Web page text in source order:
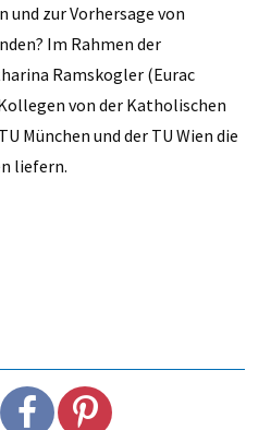
und zur Vorhersage von
Im Rahmen der
Ramskogler (Eurac
von der Katholischen
München und der TU Wien die
liefern.